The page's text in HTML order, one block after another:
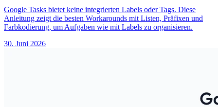
Google Tasks bietet keine integrierten Labels oder Tags. Diese
Anleitung zeigt die besten Workarounds mit Listen, Präfixen und
Farbkodierung, um Aufgaben wie mit Labels zu organisieren.
30. Juni 2026